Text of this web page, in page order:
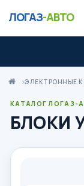
ЛОГАЗ-АВТО
ЭЛЕКТРОННЫЕ
КАТАЛОГ ЛОГАЗ-
БЛОКИ